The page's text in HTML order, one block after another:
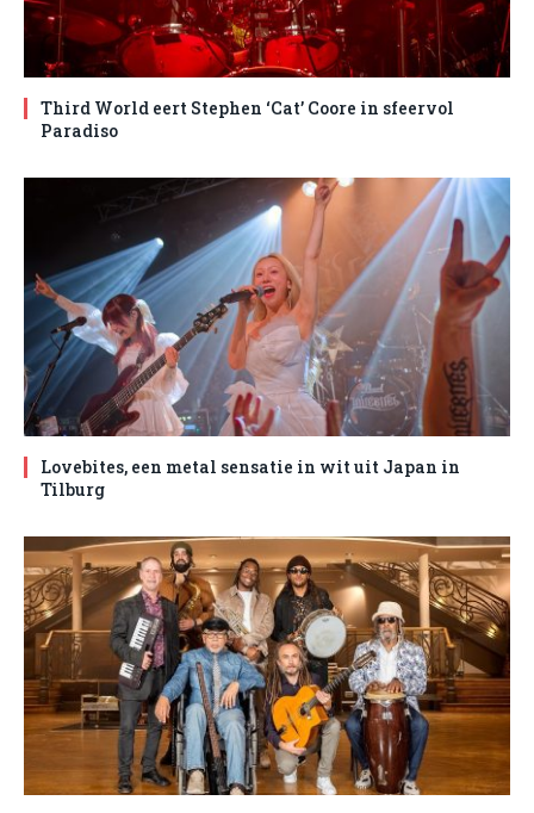
Third World eert Stephen ‘Cat’ Coore in sfeervol
Paradiso
Lovebites, een metal sensatie in wit uit Japan in
Tilburg